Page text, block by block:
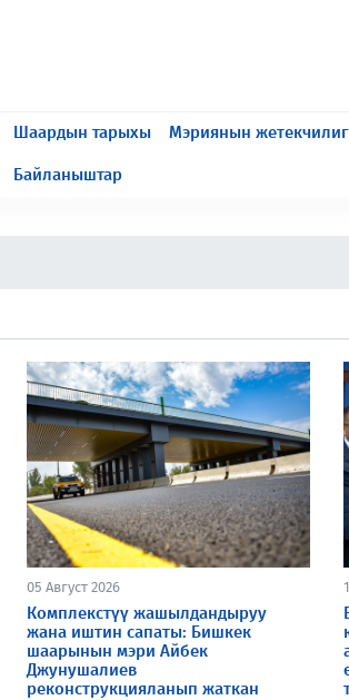
Шаардын тарыхы Мэриянын
Байланыштар
05 Август 2026
Комплекстүү жашылдандыруу
жана иштин сапаты: Бишкек
шаарынын мэри Айбек
Джунушалиев
реконструкцияланып жаткан